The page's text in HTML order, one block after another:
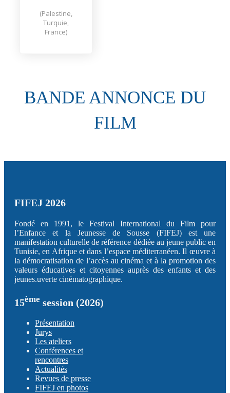
(Palestine,
Turquie,
France)
BANDE ANNONCE DU
FILM
FIFEJ 2026
Fondé en 1991, le Festival International du Film pour
l’Enfance et la Jeunesse de Sousse (FIFEJ) est une
manifestation culturelle de référence dédiée au jeune public en
Tunisie, en Afrique et dans l’espace méditerranéen. Il œuvre à
la démocratisation de l’accès au cinéma et à la promotion des
valeurs éducatives et citoyennes auprès des enfants et des
jeunes.uverte cinématographique.
15ème session (2026)
Présentation
Jurys
Les ateliers
Conférences et
rencontres
Actualités
Revues de presse
FIFEJ en photos